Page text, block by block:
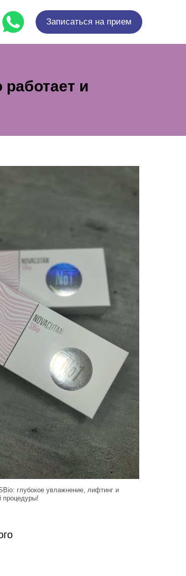
Записаться на прием
и
глубокое увлажнение, лифтинг и
процедуры!